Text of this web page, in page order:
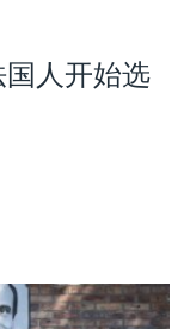
人开始选